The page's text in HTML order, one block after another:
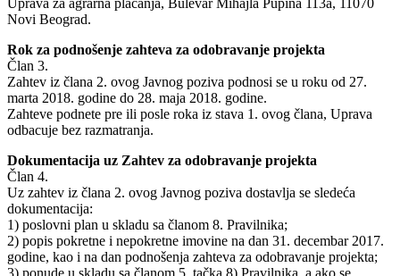
Novi Beograd.
Rok za podnošenje zahteva za odobravanje projekta
Član 3.
Zahtev iz člana 2. ovog Javnog poziva podnosi se u roku od 27.
marta 2018. godine do 28. maja 2018. godine.
Zahteve podnete pre ili posle roka iz stava 1. ovog člana, Uprava
odbacuje bez razmatranja.
Dokumentacija uz Zahtev za odobravanje projekta
Član 4.
Uz zahtev iz člana 2. ovog Javnog poziva dostavlja se sledeća
dokumentacija:
1) poslovni plan u skladu sa članom 8. Pravilnika;
2) popis pokretne i nepokretne imovine na dan 31. decembar 2017.
godine, kao i na dan podnošenja zahteva za odobravanje projekta;
3) ponude u skladu sa članom 5. tačka 8) Pravilnika, a ako se